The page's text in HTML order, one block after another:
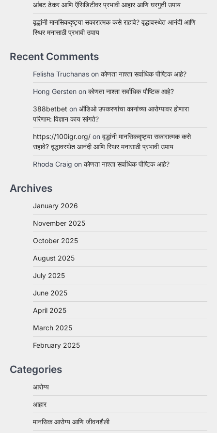
आंबट ढेकर आणि ऍसिडिटीवर प्रभावी आहार आणि घरगुती उपाय
वृद्धांनी मानसिकदृष्ट्या सकारात्मक कसे राहावे? वृद्धावस्थेत आनंदी आणि
स्थिर मनासाठी प्रभावी उपाय
Recent Comments
Felisha Truchanas on कोणता नाश्ता सर्वाधिक पौष्टिक आहे?
Hong Gersten on कोणता नाश्ता सर्वाधिक पौष्टिक आहे?
388betbet on ऑडिओ उपकरणांचा कानांच्या आरोग्यावर होणारा
परिणाम: विज्ञान काय सांगते?
https://100igr.org/ on वृद्धांनी मानसिकदृष्ट्या सकारात्मक कसे
राहावे? वृद्धावस्थेत आनंदी आणि स्थिर मनासाठी प्रभावी उपाय
Rhoda Craig on कोणता नाश्ता सर्वाधिक पौष्टिक आहे?
Archives
January 2026
November 2025
October 2025
August 2025
July 2025
June 2025
April 2025
March 2025
February 2025
Categories
आरोग्य
आहार
मानसिक आरोग्य आणि जीवनशैली